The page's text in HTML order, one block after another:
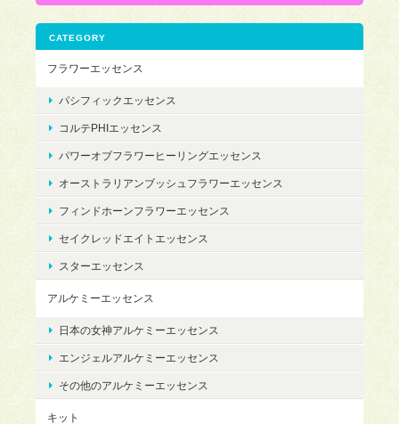
CATEGORY
フラワーエッセンス
パシフィックエッセンス
コルテPHIエッセンス
パワーオブフラワーヒーリングエッセンス
オーストラリアンブッシュフラワーエッセンス
フィンドホーンフラワーエッセンス
セイクレッドエイトエッセンス
スターエッセンス
アルケミーエッセンス
日本の女神アルケミーエッセンス
エンジェルアルケミーエッセンス
その他のアルケミーエッセンス
キット